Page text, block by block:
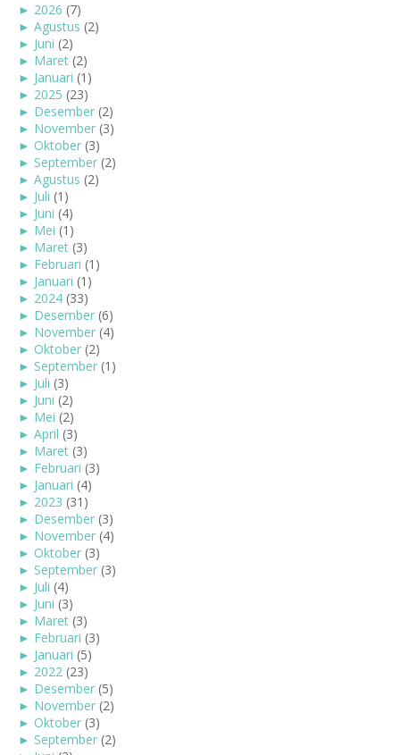
► 2026 (7)
► Agustus (2)
► Juni (2)
► Maret (2)
► Januari (1)
► 2025 (23)
► Desember (2)
► November (3)
► Oktober (3)
► September (2)
► Agustus (2)
► Juli (1)
► Juni (4)
► Mei (1)
► Maret (3)
► Februari (1)
► Januari (1)
► 2024 (33)
► Desember (6)
► November (4)
► Oktober (2)
► September (1)
► Juli (3)
► Juni (2)
► Mei (2)
► April (3)
► Maret (3)
► Februari (3)
► Januari (4)
► 2023 (31)
► Desember (3)
► November (4)
► Oktober (3)
► September (3)
► Juli (4)
► Juni (3)
► Maret (3)
► Februari (3)
► Januari (5)
► 2022 (23)
► Desember (5)
► November (2)
► Oktober (3)
► September (2)